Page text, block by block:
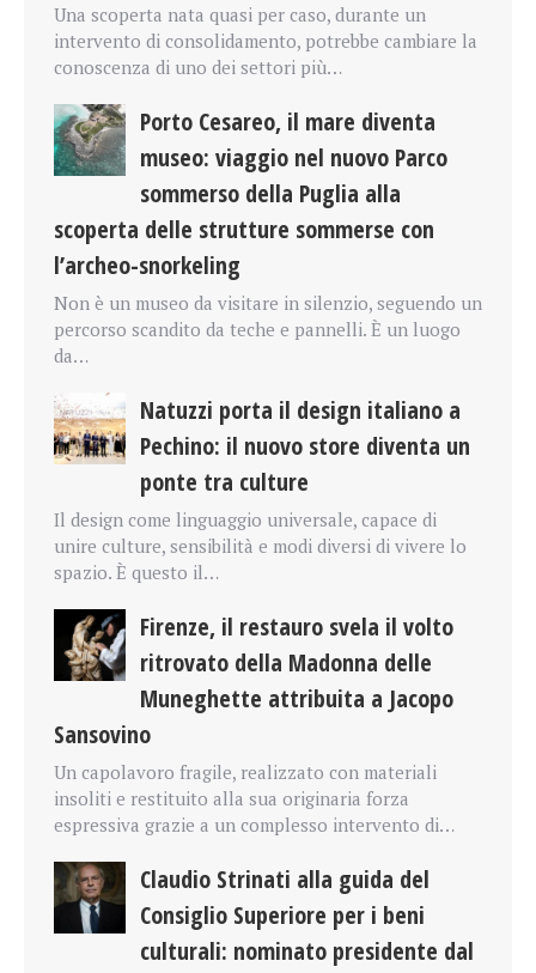
Una scoperta nata quasi per caso, durante un
intervento di consolidamento, potrebbe cambiare la
conoscenza di uno dei settori più…
Porto Cesareo, il mare diventa
museo: viaggio nel nuovo Parco
sommerso della Puglia alla
scoperta delle strutture sommerse con
l’archeo-snorkeling
Non è un museo da visitare in silenzio, seguendo un
percorso scandito da teche e pannelli. È un luogo
da…
Natuzzi porta il design italiano a
Pechino: il nuovo store diventa un
ponte tra culture
Il design come linguaggio universale, capace di
unire culture, sensibilità e modi diversi di vivere lo
spazio. È questo il…
Firenze, il restauro svela il volto
ritrovato della Madonna delle
Muneghette attribuita a Jacopo
Sansovino
Un capolavoro fragile, realizzato con materiali
insoliti e restituito alla sua originaria forza
espressiva grazie a un complesso intervento di…
Claudio Strinati alla guida del
Consiglio Superiore per i beni
culturali: nominato presidente dal